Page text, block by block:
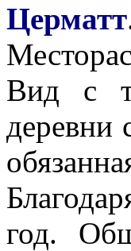
Церматт
Вид с
деревни
год.